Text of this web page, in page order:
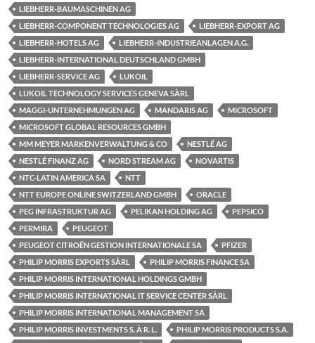
LIEBHERR-BAUMASCHINEN AG
LIEBHERR-COMPONENT TECHNOLOGIES AG
LIEBHERR-EXPORT AG
LIEBHERR-HOTELS AG
LIEBHERR-INDUSTRIEANLAGEN A.G.
LIEBHERR-INTERNATIONAL DEUTSCHLAND GMBH
LIEBHERR-SERVICE AG
LUKOIL
LUKOIL TECHNOLOGY SERVICES GENEVA SÀRL
MAGGI-UNTERNEHMUNGEN AG
MANDARIS AG
MICROSOFT
MICROSOFT GLOBAL RESOURCES GMBH
MM MEYER MARKENVERWALTUNG & CO
NESTLÉ AG
NESTLÉ FINANZ AG
NORD STREAM AG
NOVARTIS
NTC-LATIN AMERICA SA
NTT
NTT EUROPE ONLINE SWITZERLAND GMBH
ORACLE
PEG INFRASTRUKTUR AG
PELIKAN HOLDING AG
PEPSICO
PERMIRA
PEUGEOT
PEUGEOT CITROËN GESTION INTERNATIONALE SA
PFIZER
PHILIP MORRIS EXPORTS SÀRL
PHILIP MORRIS FINANCE SA
PHILIP MORRIS INTERNATIONAL HOLDINGS GMBH
PHILIP MORRIS INTERNATIONAL IT SERVICE CENTER SÀRL
PHILIP MORRIS INTERNATIONAL MANAGEMENT SA
PHILIP MORRIS INVESTMENTS S. À R. L.
PHILIP MORRIS PRODUCTS S.A.